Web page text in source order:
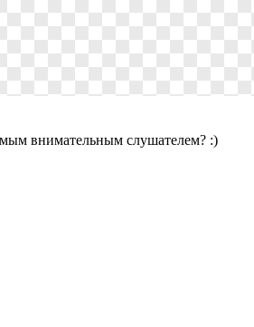
внимательным слушателем? :)